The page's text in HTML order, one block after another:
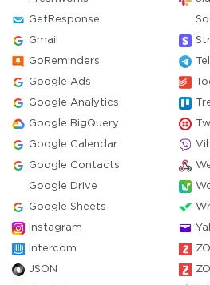
GetResponse
Gmail
GoReminders
Google Ads
Google Analytics
Google BigQuery
Google Calendar
Google Contacts
Google Drive
Google Sheets
Instagram
Intercom
JSON